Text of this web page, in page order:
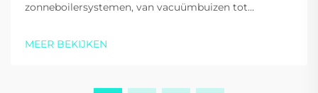
zonneboilersystemen, van vacuümbuizen tot
deskundige begeleiding.
MEER BEKIJKEN